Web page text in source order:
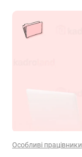
Особливі працівники